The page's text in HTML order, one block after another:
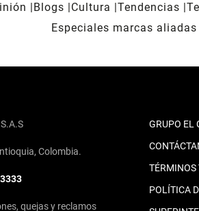
Blogs Cultura Tendencias
Especiales marcas aliadas
Colombia.
quejas y reclamos
GRUPO EL
TÉRMINOS
POLÍTICA